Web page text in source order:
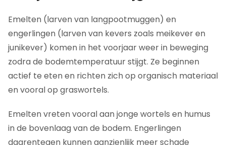
Emelten (larven van langpootmuggen) en
engerlingen (larven van kevers zoals meikever en
junikever) komen in het voorjaar weer in beweging
zodra de bodemtemperatuur stijgt. Ze beginnen
actief te eten en richten zich op organisch materiaal
en vooral op graswortels.
Emelten vreten vooral aan jonge wortels en humus
in de bovenlaag van de bodem. Engerlingen
daarentegen kunnen aanzienlijk meer schade